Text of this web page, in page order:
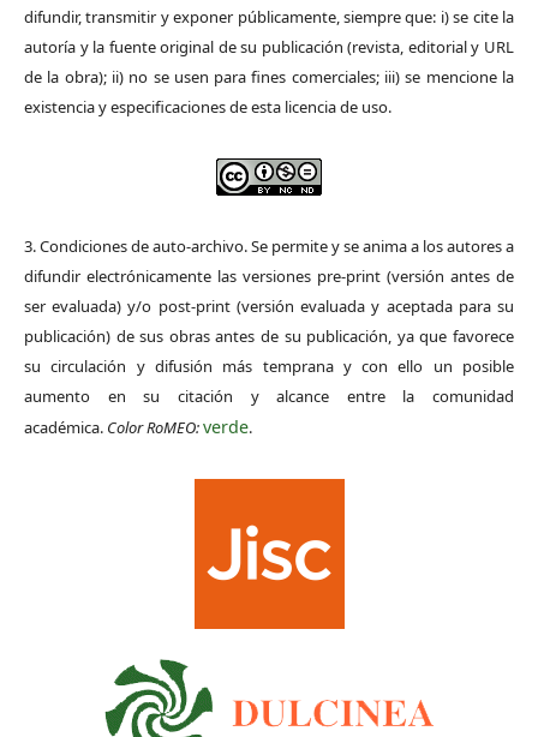
difundir, transmitir y exponer públicamente, siempre que: i) se cite la
autoría y la fuente original de su publicación (revista, editorial y URL
de la obra); ii) no se usen para fines comerciales; iii) se mencione la
existencia y especificaciones de esta licencia de uso.
3. Condiciones de auto-archivo. Se permite y se anima a los autores a
difundir electrónicamente las versiones pre-print (versión antes de
ser evaluada) y/o post-print (versión evaluada y aceptada para su
publicación) de sus obras antes de su publicación, ya que favorece
su circulación y difusión más temprana y con ello un posible
aumento en su citación y alcance entre la comunidad
académica. Color RoMEO:verde.